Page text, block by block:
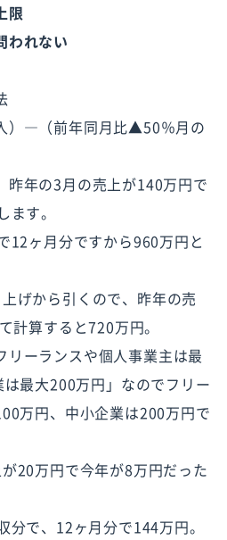
限
われない
）―（前年同月比▲50％月の
昨年の3月の売上が140万円で
ます。
12ヶ月分ですから960万円と
げから引くので、昨年の売
計算すると720万円。
リーランスや個人事業主は最
最大200万円」なのでフリー
万円、中小企業は200万円で
20万円で今年が8万円だった
分で、12ヶ月分で144万円。